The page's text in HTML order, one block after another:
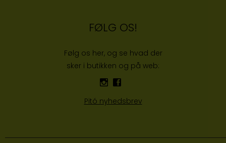
FØLG OS!
Følg os her, og se hvad der
sker i butikken og på web:
Pitó nyhedsbrev